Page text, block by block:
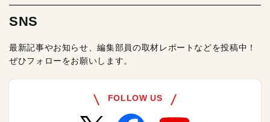
SNS
最新記事やお知らせ、編集部員の取材レポートなどを投稿中！
ぜひフォローをお願いします。
FOLLOW US